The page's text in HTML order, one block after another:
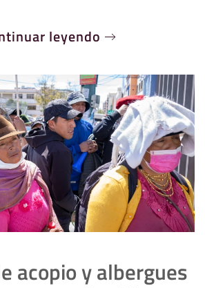
leyendo
acopio y albergues